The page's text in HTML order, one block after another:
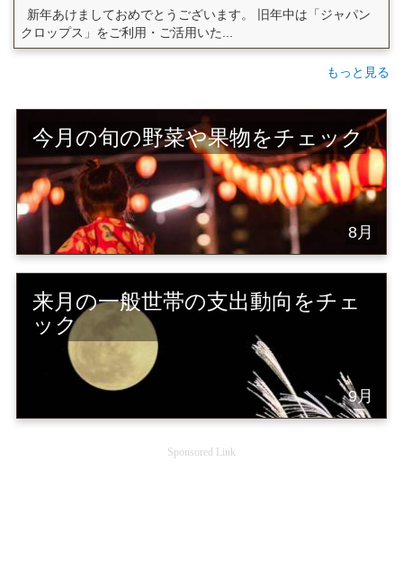
新年あけましておめでとうございます。 旧年中は「ジャパン
クロップス」をご利用・ご活用いた...
もっと見る
今月の旬の野菜や果物をチェック
8月
来月の一般世帯の支出動向をチェ
ック
9月
Sponsored Link